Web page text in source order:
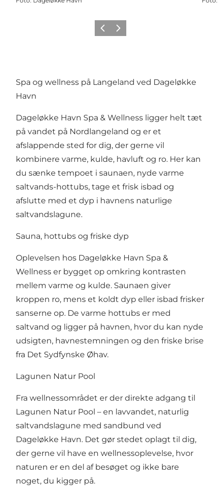
ForrigeNæste
Spa og wellness på Langeland ved Dageløkke
Havn
Dageløkke Havn Spa & Wellness ligger helt tæt
på vandet på Nordlangeland og er et
afslappende sted for dig, der gerne vil
kombinere varme, kulde, havluft og ro. Her kan
du sænke tempoet i saunaen, nyde varme
saltvands-hottubs, tage et frisk isbad og
afslutte med et dyp i havnens naturlige
saltvandslagune.
Sauna, hottubs og friske dyp
Oplevelsen hos Dageløkke Havn Spa &
Wellness er bygget op omkring kontrasten
mellem varme og kulde. Saunaen giver
kroppen ro, mens et koldt dyp eller isbad frisker
sanserne op. De varme hottubs er med
saltvand og ligger på havnen, hvor du kan nyde
udsigten, havnestemningen og den friske brise
fra Det Sydfynske Øhav.
Lagunen Natur Pool
Fra wellnessområdet er der direkte adgang til
Lagunen Natur Pool – en lavvandet, naturlig
saltvandslagune med sandbund ved
Dageløkke Havn. Det gør stedet oplagt til dig,
der gerne vil have en wellnessoplevelse, hvor
naturen er en del af besøget og ikke bare
noget, du kigger på.